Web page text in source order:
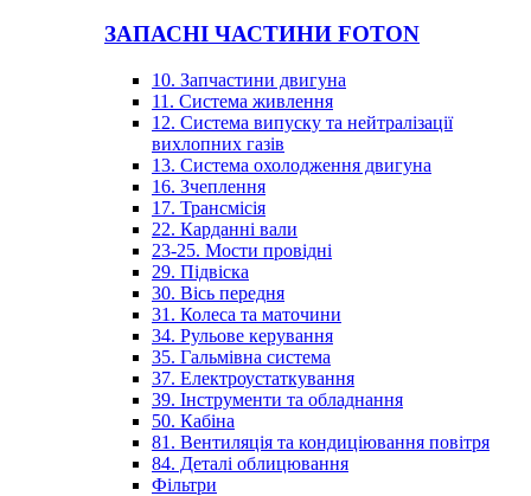
ЗАПАСНІ ЧАСТИНИ FOTON
10. Запчастини двигуна
11. Система живлення
12. Система випуску та нейтралізації
вихлопних газів
13. Система охолодження двигуна
16. Зчеплення
17. Трансмісія
22. Карданні вали
23-25. Мости провідні
29. Підвіска
30. Вісь передня
31. Колеса та маточини
34. Рульове керування
35. Гальмівна система
37. Електроустаткування
39. Інструменти та обладнання
50. Кабіна
81. Вентиляція та кондиціювання повітря
84. Деталі облицювання
Фільтри